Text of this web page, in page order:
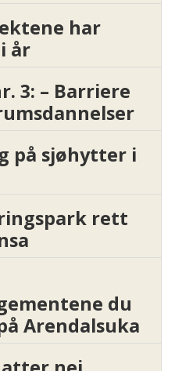
har
år
3: – Barriere
på sjøhytter i
rett
du
Arendalsuka